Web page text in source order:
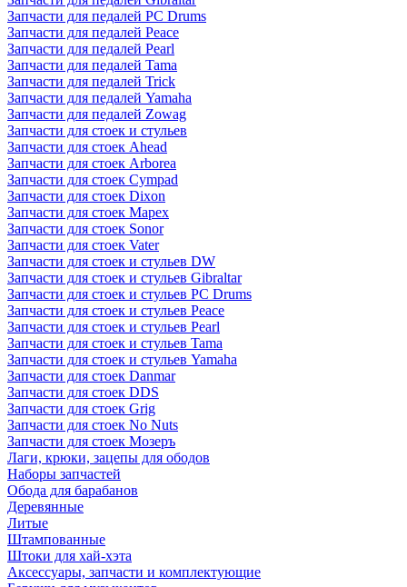
Запчасти для педалей PC Drums
Запчасти для педалей Peace
Запчасти для педалей Pearl
Запчасти для педалей Tama
Запчасти для педалей Trick
Запчасти для педалей Yamaha
Запчасти для педалей Zowag
Запчасти для стоек и стульев
Запчасти для стоек Ahead
Запчасти для стоек Arborea
Запчасти для стоек Cympad
Запчасти для стоек Dixon
Запчасти для стоек Mapex
Запчасти для стоек Sonor
Запчасти для стоек Vater
Запчасти для стоек и стульев DW
Запчасти для стоек и стульев Gibraltar
Запчасти для стоек и стульев PC Drums
Запчасти для стоек и стульев Peace
Запчасти для стоек и стульев Pearl
Запчасти для стоек и стульев Tama
Запчасти для стоек и стульев Yamaha
Запчасти для стоек Danmar
Запчасти для стоек DDS
Запчасти для стоек Grig
Запчасти для стоек No Nuts
Запчасти для стоек Мозеръ
Лаги, крюки, зацепы для ободов
Наборы запчастей
Обода для барабанов
Деревянные
Литые
Штампованные
Штоки для хай-хэта
Аксессуары, запчасти и комплектующие